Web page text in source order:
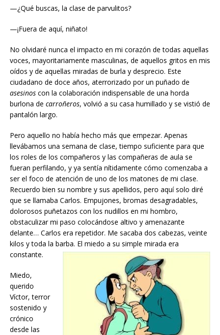
—¿Qué buscas, la clase de parvulitos?
—¡Fuera de aquí, niñato!
No olvidaré nunca el impacto en mi corazón de todas aquellas
voces, mayoritariamente masculinas, de aquellos gritos en mis
oídos y de aquellas miradas de burla y desprecio. Este
ciudadano de doce años, aterrorizado por un puñado de
asesinos con la colaboración indispensable de una horda
burlona de carroñeros, volvió a su casa humillado y se vistió de
pantalón largo.
Pero aquello no había hecho más que empezar. Apenas
llevábamos una semana de clase, tiempo suficiente para que
los roles de los compañeros y las compañeras de aula se
fueran perfilando, y ya sentía nítidamente cómo comenzaba a
ser el foco de atención de uno de los matones de mi clase.
Recuerdo bien su nombre y sus apellidos, pero aquí solo diré
que se llamaba Carlos. Empujones, bromas desagradables,
dolorosos puñetazos con los nudillos en mi hombro,
obstaculizar mi paso colocándose altivo y amenazante
delante… Carlos era repetidor. Me sacaba dos cabezas, veinte
kilos y toda la barba. El miedo a su simple mirada era
constante.
Miedo,
querido
Víctor, terror
sostenido y
crónico
desde las